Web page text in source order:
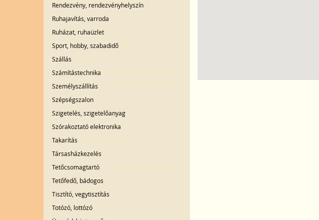
Rendezvény, rendezvényhelyszín
Ruhajavítás, varroda
Ruházat, ruhaüzlet
Sport, hobby, szabadidő
Szállás
Számítástechnika
Személyszállítás
Szépségszalon
Szigetelés, szigetelőanyag
Szórakoztató elektronika
Takarítás
Társasházkezelés
Tetőcsomagtartó
Tetőfedő, bádogos
Tisztító, vegytisztítás
Totózó, lottózó